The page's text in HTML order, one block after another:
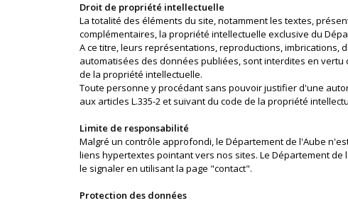
Droit de propriété intellectuelle
La totalité des éléments du site, notamment les textes,
complémentaires, la propriété intellectuelle exclusive du
A ce titre, leurs représentations, reproductions,
automatisées des données publiées, sont interdites en vertu
de la propriété intellectuelle.
Toute personne y procédant sans pouvoir justifier d'une
aux articles L.335-2 et suivant du code de la propriété
Limite de responsabilité
Malgré un contrôle approfondi, le Département de l'Aube
liens hypertextes pointant vers nos sites. Le Département
le signaler en utilisant la page "contact".
Protection des données